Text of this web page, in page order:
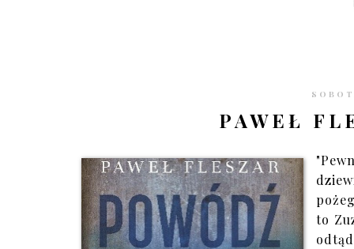
PAWEŁ
to